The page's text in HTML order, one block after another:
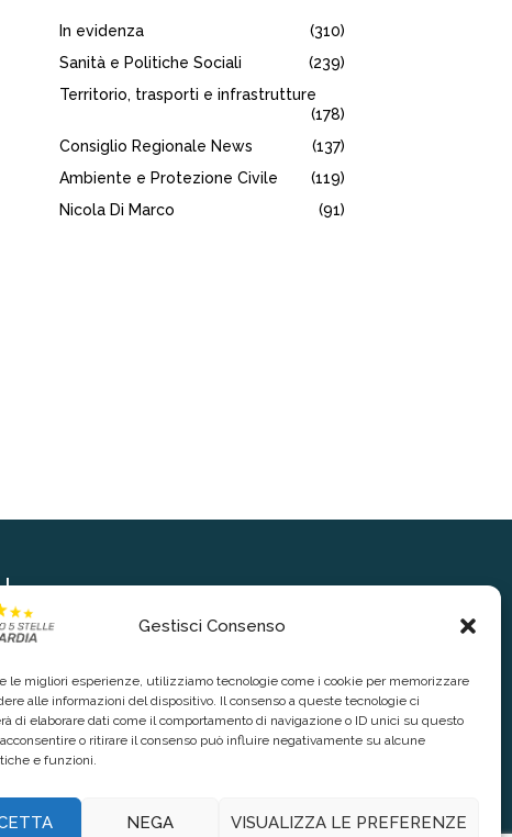
Gestisci Consenso
le migliori esperienze, utilizziamo tecnologie come i cookie per memorizzare
alle informazioni del dispositivo. Il consenso a queste tecnologie ci
di elaborare dati come il comportamento di navigazione o ID unici su questo
o ritirare il consenso può influire negativamente su alcune
e funzioni.
NEGA VISUALIZZA LE PREFERENZE
In evidenza
(310)
Sanità e Politiche Sociali
(239)
Territorio, trasporti e infrastrutture
(178)
Consiglio Regionale News
(137)
Ambiente e Protezione Civile
(119)
Nicola Di Marco
(91)